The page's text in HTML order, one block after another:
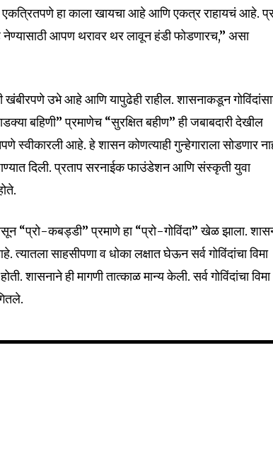
हा काला खायचा आहे आणि एकत्र राहायचं आहे.
आपण थरावर थर लावून हंडी फोडणारच,” असा
खंबीरपणे उभे आहे आणि यापुढेही राहील. शासनाकडून
बहिणी” प्रमाणेच “सुरक्षित बहीण” ही जबाबदारी देखील
स्वीकारली आहे. हे शासन कोणत्याही गुन्हेगाराला सोडणार
दिली. प्रताप सरनाईक फाउंडेशन आणि संस्कृती युवा
“प्रो-कबड्डी” प्रमाणे हा “प्रो-गोविंदा” खेळ झाला.
साहसीपणा व धोका लक्षात घेऊन सर्व गोविंदांचा विमा
शासनाने ही मागणी तात्काळ मान्य केली. सर्व गोविंदांचा विमा